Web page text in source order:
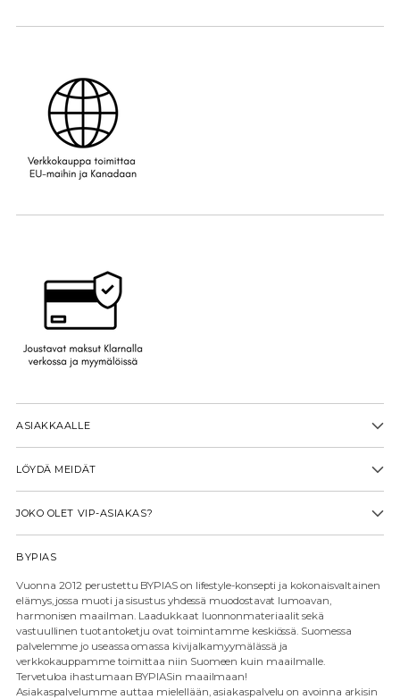
ASIAKKAALLE
LÖYDÄ MEIDÄT
JOKO OLET VIP-ASIAKAS?
BYPIAS
Vuonna 2012 perustettu BYPIAS on lifestyle-konsepti ja kokonaisvaltainen
elämys, jossa muoti ja sisustus yhdessä muodostavat lumoavan,
harmonisen maailman. Laadukkaat luonnonmateriaalit sekä
vastuullinen tuotantoketju ovat toimintamme keskiössä. Suomessa
palvelemme jo useassa omassa kivijalkamyymälässä ja
verkkokauppamme toimittaa niin Suomeen kuin maailmalle.
Tervetuloa ihastumaan BYPIASin maailmaan!
Asiakaspalvelumme auttaa mielellään, asiakaspalvelu on avoinna arkisin